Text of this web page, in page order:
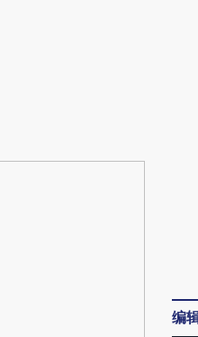
荐点击链接阅读原
编